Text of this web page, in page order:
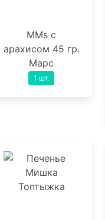
MMs с
арахисом 45 гр.
Марс
1 шт.